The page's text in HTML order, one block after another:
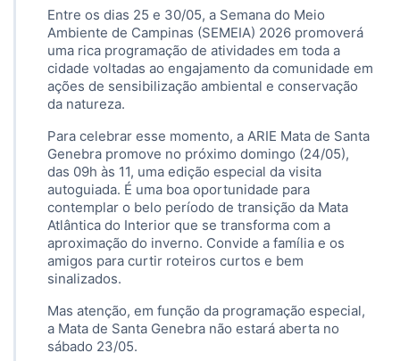
Entre os dias 25 e 30/05, a Semana do Meio
Ambiente de Campinas (SEMEIA) 2026 promoverá
uma rica programação de atividades em toda a
cidade voltadas ao engajamento da comunidade em
ações de sensibilização ambiental e conservação
da natureza.
Para celebrar esse momento, a ARIE Mata de Santa
Genebra promove no próximo domingo (24/05),
das 09h às 11, uma edição especial da visita
autoguiada. É uma boa oportunidade para
contemplar o belo período de transição da Mata
Atlântica do Interior que se transforma com a
aproximação do inverno. Convide a família e os
amigos para curtir roteiros curtos e bem
sinalizados.
Mas atenção, em função da programação especial,
a Mata de Santa Genebra não estará aberta no
sábado 23/05.